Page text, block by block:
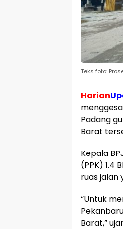
Teks foto:
Harian
Padang
Barat
Kepala
(PPK) 1.4
ruas jalan
“Untuk
Barat,”